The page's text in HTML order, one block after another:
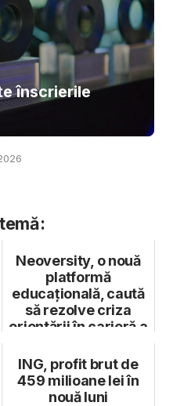
înscrierile
Neoversity, o nouă
platformă
educațională, caută
să rezolve criza
orientării în carieră a
ING, profit brut de
459 milioane lei în
nouă luni